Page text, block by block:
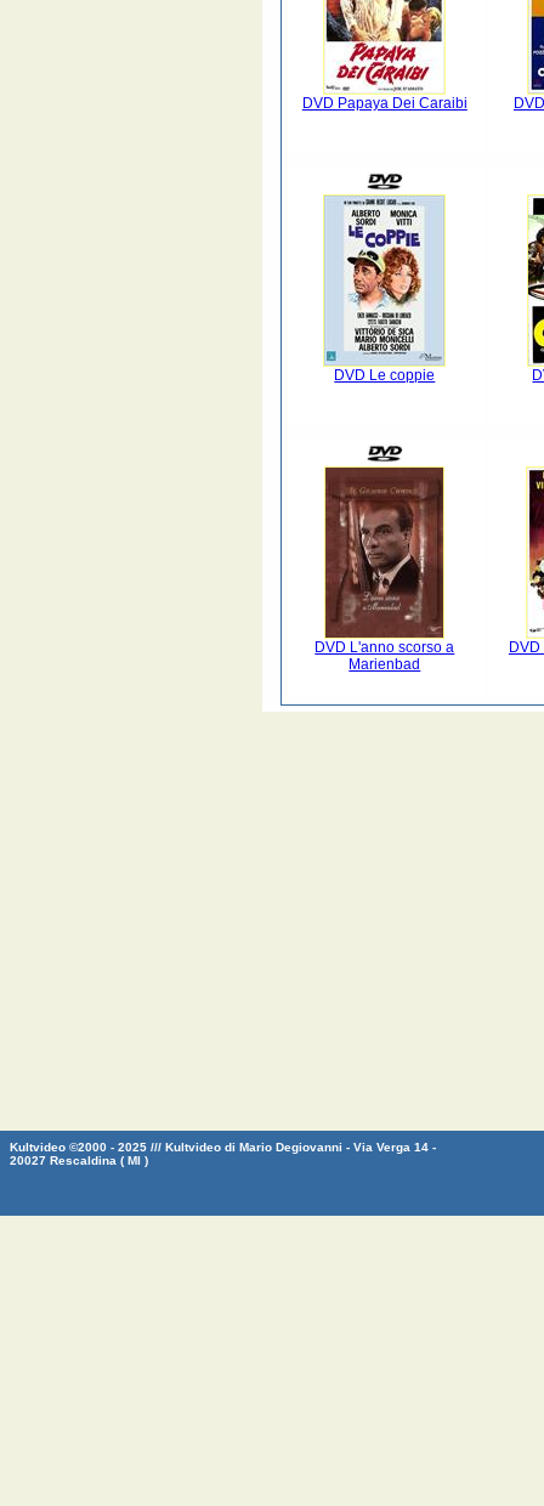
DVD Papaya Dei Caraibi
DVD Le coppie
DVD L'anno scorso a
Marienbad
Kultvideo ©2000 - 2025 /// Kultvideo di Mario Degiovanni - Via Verga 14 -
20027 Rescaldina ( MI )